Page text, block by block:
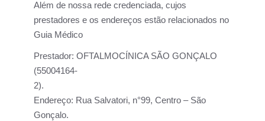
Além de nossa rede credenciada, cujos
prestadores e os endereços estão relacionados no
Guia Médico
Prestador: OFTALMOCÍNICA SÃO GONÇALO
(55004164-
2).
Endereço: Rua Salvatori, n°99, Centro – São
Gonçalo.